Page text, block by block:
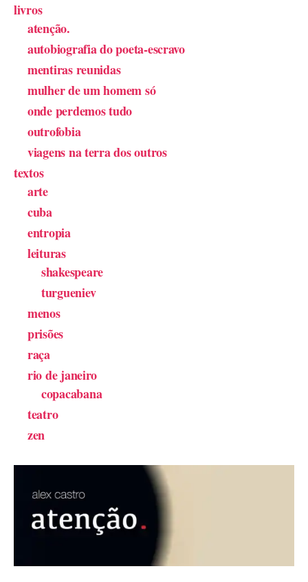
livros
atenção.
autobiografia do poeta-escravo
mentiras reunidas
mulher de um homem só
onde perdemos tudo
outrofobia
viagens na terra dos outros
textos
arte
cuba
entropia
leituras
shakespeare
turgueniev
menos
prisões
raça
rio de janeiro
copacabana
teatro
zen